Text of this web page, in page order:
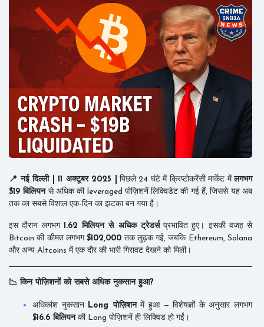
📍 नई दिल्ली | 11 अक्टूबर 2025 | पिछले 24 घंटे में क्रिप्टोकरेंसी मार्केट मेंलगभग
$19 बिलियनसे अधिक की leveraged पोज़िशनें लिक्विडेट की गई हैं, जिससे यह अब
तक का सबसे विशाल एक-दिन का झटका बन गया है।
इस दौरान लगभग 1.62 मिलियन से अधिक ट्रेडर्सप्रभावित हुए। इसकी वजह से
Bitcoin की कीमत लगभग$102,000 तक लुढ़क गई, जबकि Ethereum, Solana
और अन्य Altcoins में एक दौर की भारी गिरावट देखने को मिली।
📉 किन पोज़िशनों को सबसे अधिक नुकसान हुआ?
अधिकांश नुकसान Long पोज़िशनमें हुआ — विशेषज्ञों के अनुसार लगभग
$16.6 बिलियनकी Long पोज़िशनें ही लिक्विड हो गईं।